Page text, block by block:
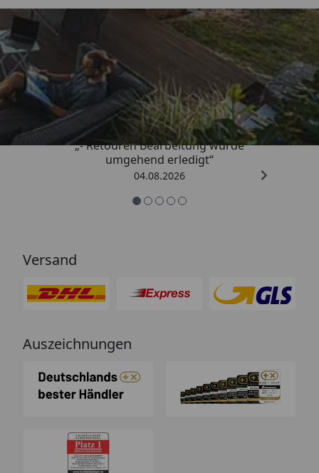
Trusted Shops
4,81/ 5
„- Retouren Bearbeitung wurde
umgehend erledigt“
04.08.2026
Versand
Auszeichnungen